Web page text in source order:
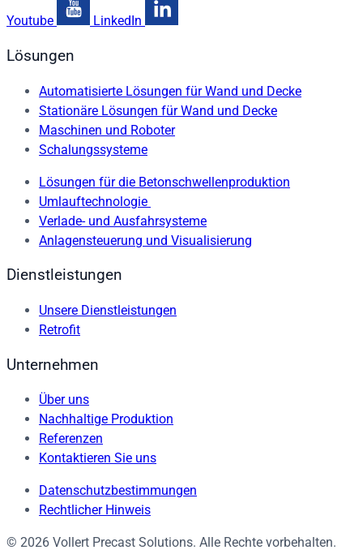
Youtube LinkedIn
Lösungen
Automatisierte Lösungen für Wand und Decke
Stationäre Lösungen für Wand und Decke
Maschinen und Roboter
Schalungssysteme
Lösungen für die Betonschwellenproduktion
Umlauftechnologie
Verlade- und Ausfahrsysteme
Anlagensteuerung und Visualisierung
Dienstleistungen
Unsere Dienstleistungen
Retrofit
Unternehmen
Über uns
Nachhaltige Produktion
Referenzen
Kontaktieren Sie uns
Datenschutzbestimmungen
Rechtlicher Hinweis
© 2026 Vollert Precast Solutions. Alle Rechte vorbehalten.